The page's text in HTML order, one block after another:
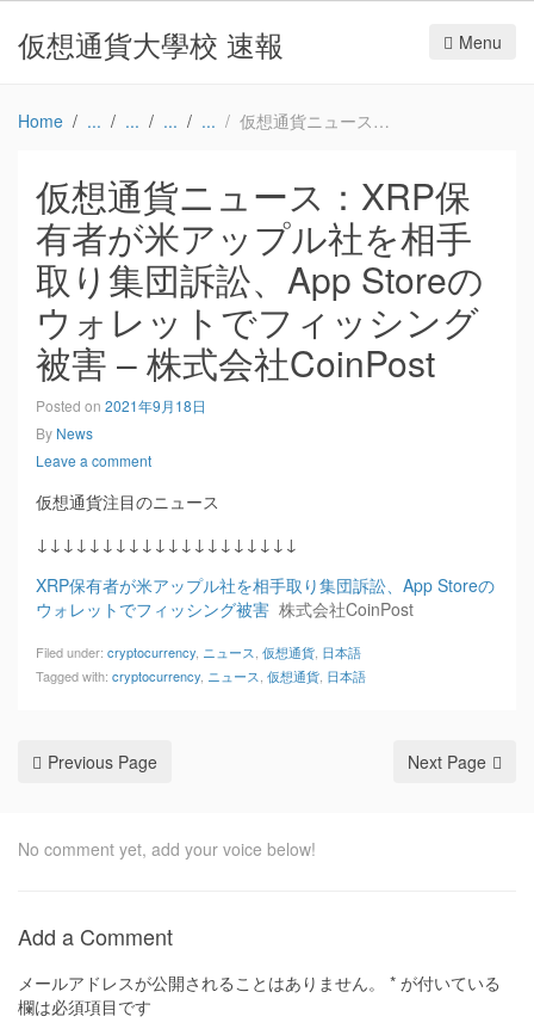
仮想通貨大學校 速報 Menu
Home 仮想通貨ニュース：XRP保有者が米アップル社を相手取り集団訴訟、App Storeのウォレットでフィッシング被害 – 株式会社CoinPost
仮想通貨ニュース：XRP保
有者が米アップル社を相手
取り集団訴訟、App Storeの
ウォレットでフィッシング
被害 – 株式会社CoinPost
Posted on 2021年9月18日
By News
Leave a comment
仮想通貨注目のニュース
↓↓↓↓↓↓↓↓↓↓↓↓↓↓↓↓↓↓↓↓
XRP保有者が米アップル社を相手取り集団訴訟、App Storeの
ウォレットでフィッシング被害 株式会社CoinPost
Filed under: cryptocurrency ニュース 仮想通貨 日本語
Tagged with: cryptocurrency ニュース 仮想通貨 日本語
Previous Page Next Page
No comment yet, add your voice below!
Add a Comment
メールアドレスが公開されることはありません。 * が付いている
欄は必須項目です